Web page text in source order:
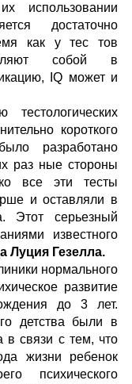
использовании
достаточно
как у тес тов
собой в
IQ может и
короткого
разработано
раз ные стороны
все эти тесты
и оставляли в
Этот серьезный
известного
Луция Гезелла.
нормального
развитие
до 3 лет.
детства были в
в связи с тем, что
жизни ребенок
психического